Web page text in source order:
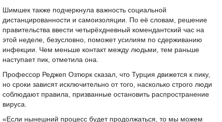
Шимшек также подчеркнула важность социальной
дистанцированности и самоизоляции. По её словам, решение
правительства ввести четырёхдневный комендантский час на
этой неделе, безусловно, поможет усилиям по сдерживанию
инфекции. Чем меньше контакт между людьми, тем раньше
наступает пик, отметила она.
Профессор Реджеп Озтюрк сказал, что Турция движется к пику,
но сроки зависят исключительно от того, насколько строго люди
соблюдают правила, призванные остановить распространение
вируса.
«Если нынешний процесс будет продолжаться, то мы можем